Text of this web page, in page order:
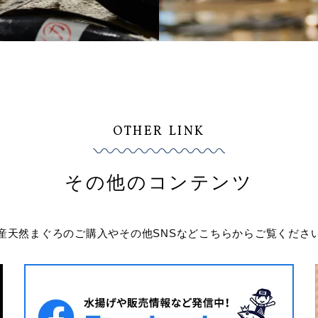
OTHER LINK
その他のコンテンツ
天然まぐろのご購入やその他SNSなどこちらからご覧くださ